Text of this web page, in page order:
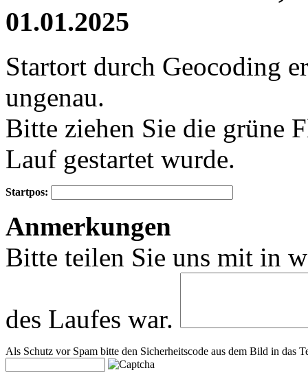
01.01.2025
Startort durch Geocoding
ungenau.
Bitte ziehen Sie die grüne
Lauf gestartet wurde.
−
Startpos:
Anmerkungen
Bitte teilen Sie uns mit in
des Laufes war.
Als Schutz vor Spam bitte den Sicherheitscode aus dem Bild in das